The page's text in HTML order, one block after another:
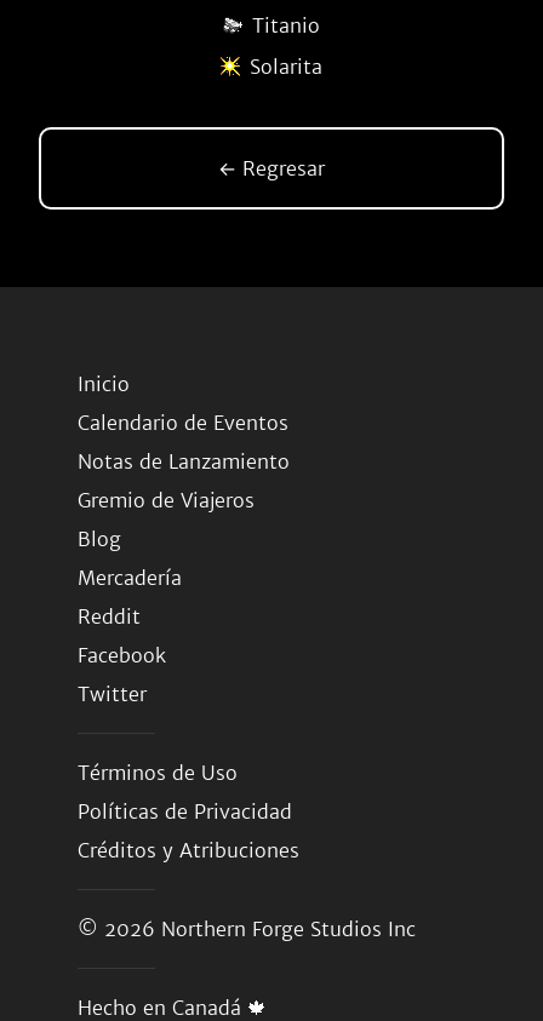
Titanio
Solarita
← Regresar
Inicio
Calendario de Eventos
Notas de Lanzamiento
Gremio de Viajeros
Blog
Mercadería
Reddit
Facebook
Twitter
Términos de Uso
Políticas de Privacidad
Créditos y Atribuciones
© 2026 Northern Forge Studios Inc
Hecho en Canadá 🍁